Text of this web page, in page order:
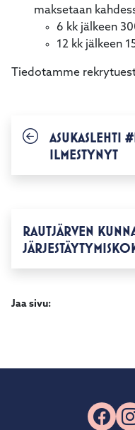
maksetaan
6 kk jälkeen
12 kk jälkeen
Tiedotamme
ASUKASLEHTI
ILMESTYNYT
RAUTJÄRVEN
Jaa sivu: